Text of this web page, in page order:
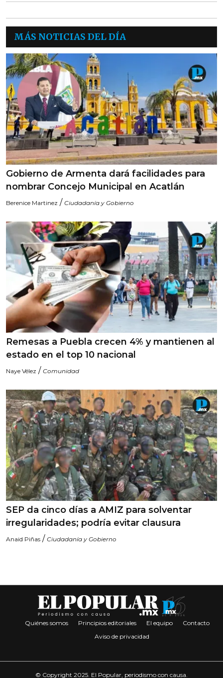
MÁS NOTICIAS DEL DÍA
Gobierno de Armenta dará facilidades para
nombrar Concejo Municipal en Acatlán
Berenice Martinez / Ciudadanía y Gobierno
Remesas a Puebla crecen 4% y mantienen al
estado en el top 10 nacional
Naye Vélez / Comunidad
SEP da cinco días a AMIZ para solventar
irregularidades; podría evitar clausura
Anaid Piñas / Ciudadanía y Gobierno
Quiénes somos Principios editoriales El equipo
Contacto
Aviso de privacidad
© Copyright 2025. El Popular, periodismo con causa.